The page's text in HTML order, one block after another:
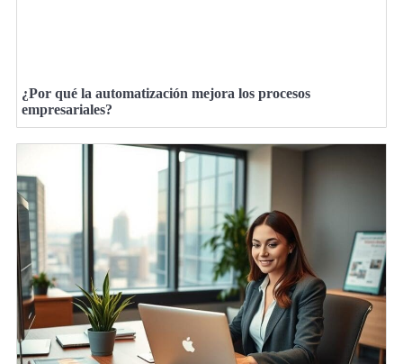
¿Por qué la automatización mejora los procesos
empresariales?